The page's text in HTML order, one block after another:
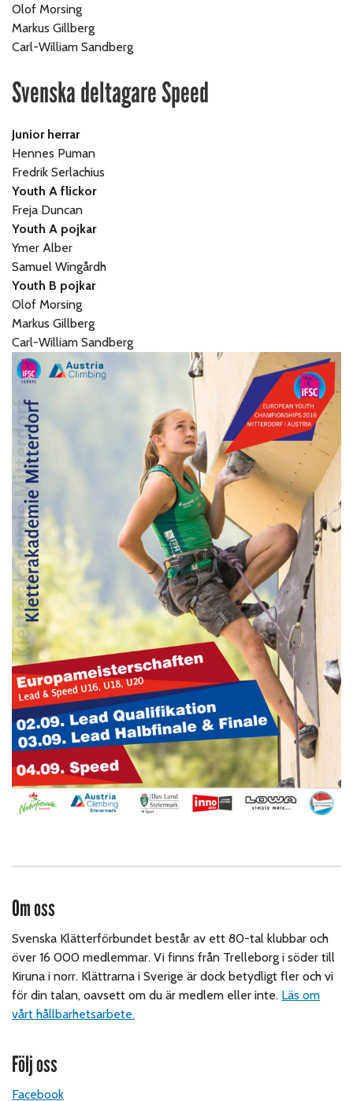
Olof Morsing
Markus Gillberg
Carl-William Sandberg
Svenska deltagare Speed
Junior herrar
Hennes Puman
Fredrik Serlachius
Youth A flickor
Freja Duncan
Youth A pojkar
Ymer Alber
Samuel Wingårdh
Youth B pojkar
Olof Morsing
Markus Gillberg
Carl-William Sandberg
Om oss
Svenska Klätterförbundet består av ett 80-tal klubbar och
över 16 000 medlemmar. Vi finns från Trelleborg i söder till
Kiruna i norr. Klättrarna i Sverige är dock betydligt fler och vi
för din talan, oavsett om du är medlem eller inte. Läs om
vårt hållbarhetsarbete.
Följ oss
Facebook